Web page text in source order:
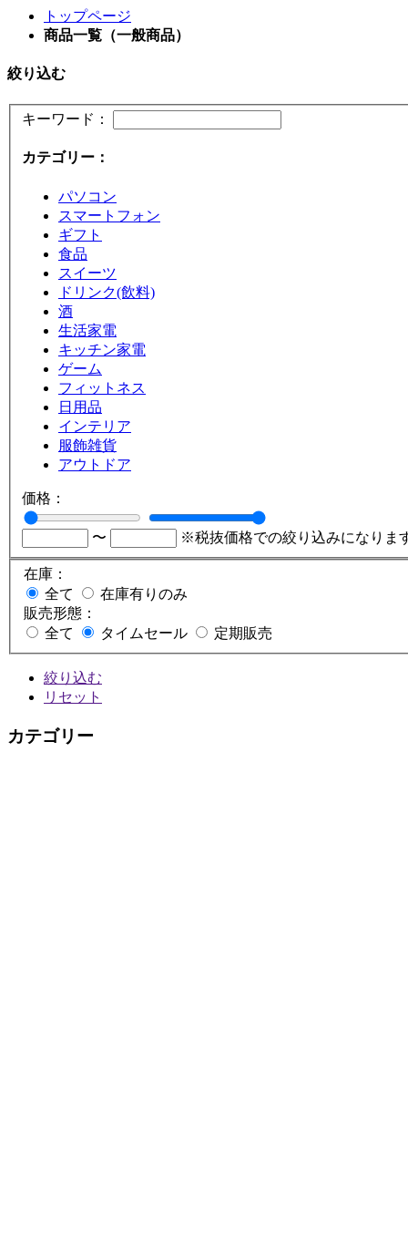
トップページ
商品一覧（一般商品）
絞り込む
キーワード：
カテゴリー：
パソコン
スマートフォン
ギフト
食品
スイーツ
ドリンク(飲料)
酒
生活家電
キッチン家電
ゲーム
フィットネス
日用品
インテリア
服飾雑貨
アウトドア
価格：
〜 ※税抜価格での絞り込みになりま
在庫：
全て
在庫有りのみ
販売形態：
全て
タイムセール 定期販売
絞り込む
リセット
カテゴリー